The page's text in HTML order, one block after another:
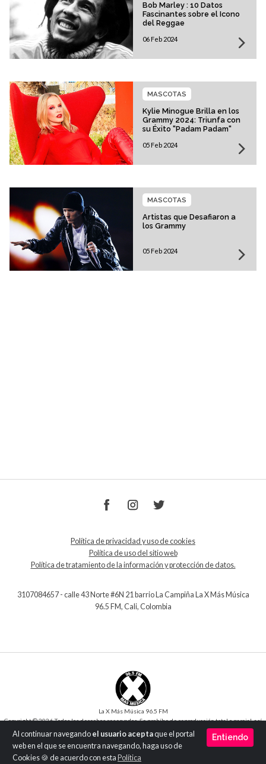
Al continuar navegando el usuario aceptaque el portal
web en el que se encuentra navegando, haga uso de
Cookies 🍪 de acuerdo con esta Política
Entiendo
Bob Marley : 10 Datos
Fascinantes sobre el Icono
del Reggae
06 Feb 2024
Kylie Minogue Brilla en los
Grammy 2024: Triunfa con
su Éxito "Padam Padam"
MASCOTAS
05 Feb 2024
Artistas que Desafiaron a
los Grammy
MASCOTAS
05 Feb 2024
Política de privacidad y uso de cookies
Política de uso del sitio web
Política de tratamiento de la información y protección de datos.
3107084657 - calle 43 Norte #6N 21 barrio La Campiña La X Más Música
96.5 FM, Cali, Colombia
La X Más Música 96.5 FM
Copyright © 2026 Todos los derechos reservados. Se prohíbe de reproducción total o parcial, así
como su traducción a cualquier idioma sin la autorización escrita del titular.
Desarrollo y Diseño
SilverIT
Versión 1.0